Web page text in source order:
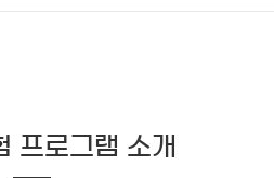
프로그램 소개